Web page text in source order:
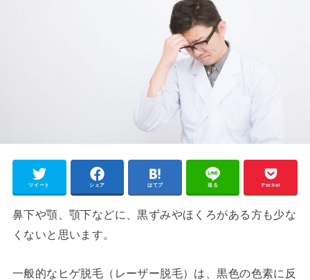
ツイート シェア はてブ 送る Pocket
鼻下や顎、顎下などに、黒ずみやほくろがある方も少な
くないと思います。
一般的なヒゲ脱毛（レーザー脱毛）は、黒色の色素に反